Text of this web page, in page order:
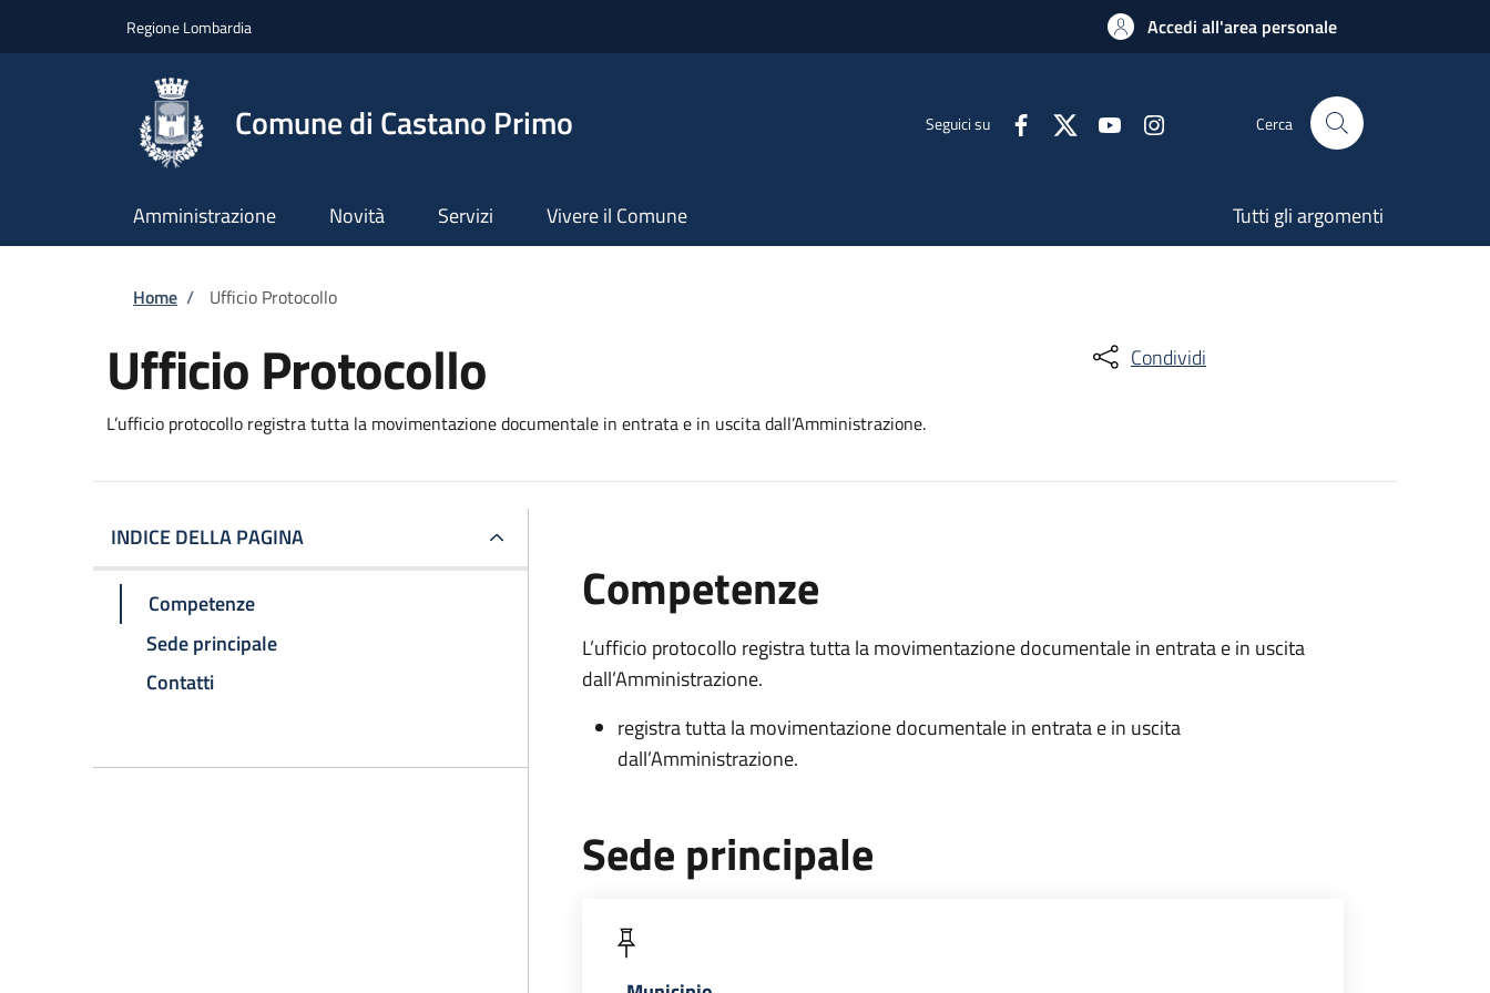
Regione Lombardia Accedi all'area personale
Comune di Castano Primo Seguici su Cerca
Amministrazione Novità Servizi Vivere il Comune Tutti gli argomenti
Briciole di pane
Home / Ufficio Protocollo
Ufficio Protocollo
L’ufficio protocollo registra tutta la movimentazione documentale in entrata e in uscita dall’Amministrazione.
Condividi
INDICE DELLA PAGINA
Competenze
Sede principale
Contatti
Competenze
L’ufficio protocollo registra tutta la movimentazione documentale in entrata e in uscita
dall’Amministrazione.
registra tutta la movimentazione documentale in entrata e in uscita
dall’Amministrazione.
Sede principale